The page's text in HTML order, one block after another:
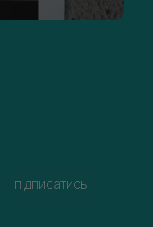
підписатись